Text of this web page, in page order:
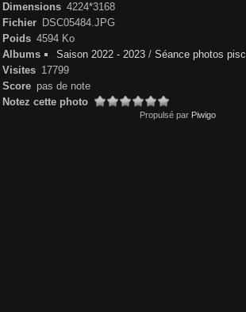
Dimensions 4224*3168
Fichier DSC05484.JPG
Poids 4594 Ko
Albums
Saison 2022 - 2023/ Séance photos
Visites 17799
Score pas de note
Notez cette photo
Propulsé par Piwigo